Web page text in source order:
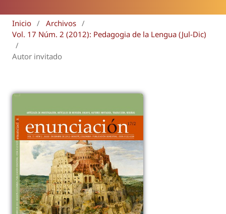
Inicio / Archivos /
Vol. 17 Núm. 2 (2012): Pedagogia de la Lengua (Jul-Dic)
/
Autor invitado